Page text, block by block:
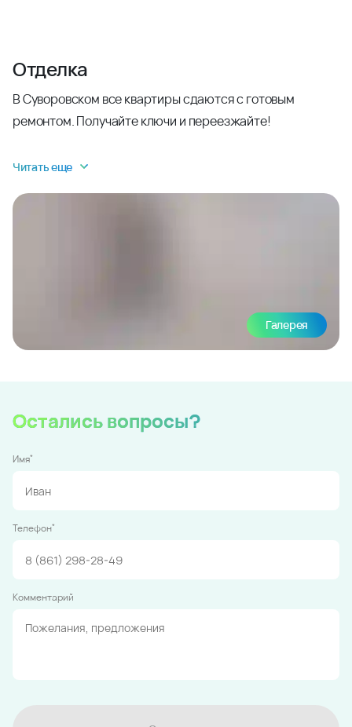
Отделка
В Суворовском все квартиры сдаются с готовым
ремонтом. Получайте ключи и переезжайте!
Читать еще
Галерея
Остались вопросы?
Имя*
Телефон*
Комментарий